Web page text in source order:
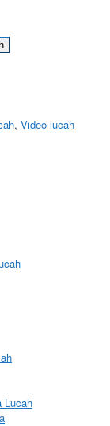
, Video lucah
Lucah